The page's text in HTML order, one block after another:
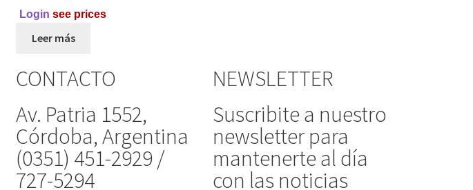
Login see prices
Leer más
CONTACTO
Av. Patria 1552,
Córdoba, Argentina
(0351) 451-2929 /
727-5294
NEWSLETTER
Suscribite a nuestro
newsletter para
mantenerte al día
con las noticias